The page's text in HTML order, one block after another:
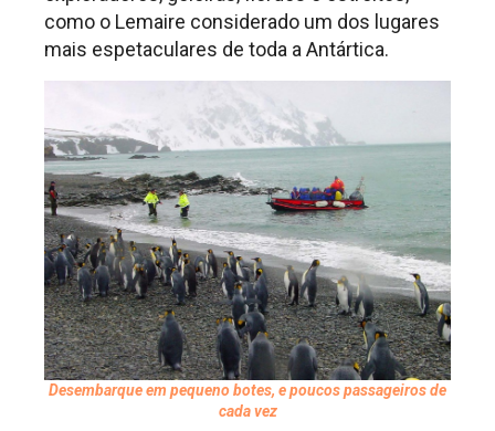
como o Lemaire considerado um dos lugares
mais espetaculares de toda a Antártica.
Desembarque em pequeno botes, e poucos passageiros de
cada vez